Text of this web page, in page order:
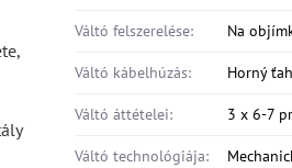
Váltó felszerelése: Na
Váltó kábelhúzás: Horný ťah
Váltó áttételei: 3 x 6-7
Váltó technológiája: